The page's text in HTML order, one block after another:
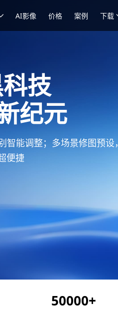
AI影像 价格 案例 下载
技
纪元
能调整；多场景修图预设，
便捷
50000+